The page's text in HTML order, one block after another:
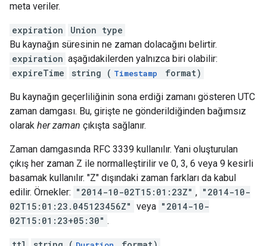
meta veriler.
expiration
Union type
Bu kaynağın süresinin ne zaman dolacağını belirtir.
expiration aşağıdakilerden yalnızca biri olabilir:
expireTime
string ( Timestamp format)
Bu kaynağın geçerliliğinin sona erdiği zamanı gösteren UTC
zaman damgası. Bu, girişte ne gönderildiğinden bağımsız
olarak her zaman çıkışta sağlanır.
Zaman damgasında RFC 3339 kullanılır. Yani oluşturulan
çıkış her zaman Z ile normalleştirilir ve 0, 3, 6 veya 9 kesirli
basamak kullanılır. "Z" dışındaki zaman farkları da kabul
edilir. Örnekler: "2014-10-02T15:01:23Z" , "2014-10-
02T15:01:23.045123456Z" veya "2014-10-
02T15:01:23+05:30" .